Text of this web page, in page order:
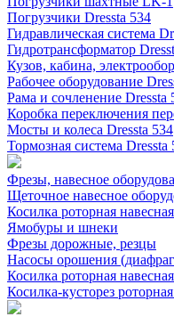
Погрузчики Dressta 534
Гидравлическая система
Гидротрансформатор
Кузов, кабина,
Рабочее оборудование
Рама и сочленение Dressta
Коробка переключения
Мосты и колеса Dressta 534
Тормозная система Dressta
Фрезы, навесное
Щеточное навесное
Косилка роторная
Ямобуры и шнеки
Фрезы дорожные, резцы
Насосы орошения
Косилка роторная
Косилка-кусторез